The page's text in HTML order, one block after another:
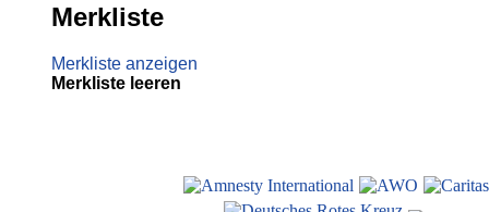
Merkliste
Merkliste anzeigen
Merkliste leeren